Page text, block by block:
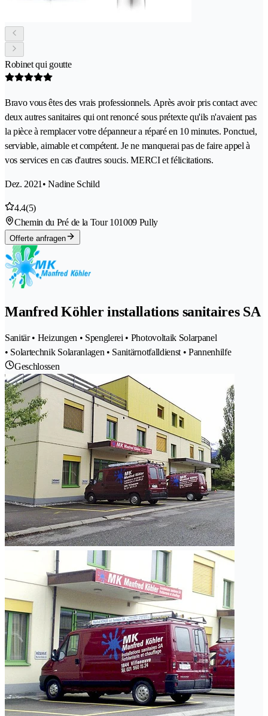
Robinet qui goutte
Bravo vous êtes des vrais professionnels. Après avoir pris contact avec
deux autres sanitaires qui ont renoncé sous prétexte qu'ils n'avaient pas
la pièce à remplacer votre dépanneur a réparé en 10 minutes. Ponctuel,
serviable, aimable et compétent. Je ne manquerai pas de faire appel à
vos services en cas d'autres soucis. MERCI et félicitations.
Dez. 2021 • Nadine Schild
4.4(5)
Chemin du Pré de la Tour 101009 Pully
Offerte anfragen
Manfred Köhler installations sanitaires SA
Sanitär • Heizungen • Spenglerei • Photovoltaik Solarpanel
• Solartechnik Solaranlagen • Sanitärnotfalldienst • Pannenhilfe
Geschlossen